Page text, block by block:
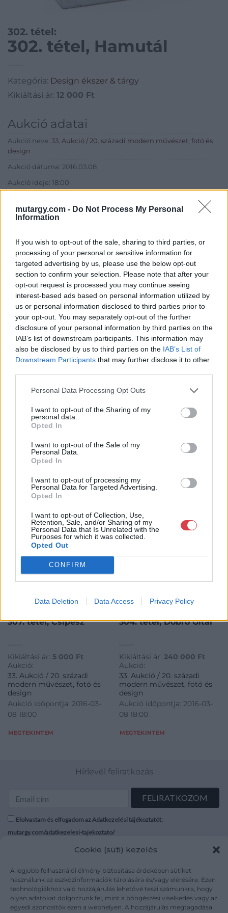
mutargy.com - Do Not Process My Personal
Information
If you wish to opt-out of the sale, sharing to third parties, or
processing of your personal or sensitive information for
targeted advertising by us, please use the below opt-out
section to confirm your selection. Please note that after your
opt-out request is processed you may continue seeing
interest-based ads based on personal information utilized by
us or personal information disclosed to third parties prior to
your opt-out. You may separately opt-out of the further
disclosure of your personal information by third parties on the
IAB’s list of downstream participants. This information may
also be disclosed by us to third parties on the IAB’s List of
Downstream Participants that may further disclose it to other
Personal Data Processing Opt Outs
I want to opt-out of the Sharing of my
personal data.
Opted In
I want to opt-out of the Sale of my
Personal Data.
Opted In
I want to opt-out of processing my
Personal Data for Targeted Advertising.
Opted In
I want to opt-out of Collection, Use,
Retention, Sale, and/or Sharing of my
Personal Data that Is Unrelated with the
Purposes for which it was collected.
Opted Out
CONFIRM
Data Deletion Data Access Privacy Policy
Cookie (süti) kezelés
A legjobb felhasználói élmény biztosítása érdekében sütiket
használunk az eszközinformációk tárolására és/vagy elérésére. Ezen
technológiákhoz való hozzájárulás lehetővé teszi számunkra, hogy
olyan adatokat dolgozzunk fel, mint a böngészési viselkedés vagy az
egyedi azonosítók ezen a webhelyen. A hozzájárulás megtagadása
302. tétel:
302. tétel, Hamutál
Kategória: Design ékszer & tárgy
Kikiáltási ár: 12 000 Ft
Aukció adatai
Aukció neve: 33. Aukció / 20. századi modern művészet, fotó és
design
Aukció dátuma: 2016.03.08
Aukció ideje: 18:00
Tételszám: 302
Eladó adatai
Eladó:Biksady Galéria
Biksady Galéria Kft.
1055, Budapest, Falk Miksa u.
24-26.
Telefon: 061/784-1111 061/780-
9307
Weboldal:
http://www.biksady.com
GALÉRIA TOVÁBBI MŰTÁRGYAI
KAPCSOLÓDÓ MŰTÁRGYAK
DESIGN ÉKSZER & TÁRGY
307. tétel, Csipesz
Kikiáltási ár: 5 000 Ft
Aukció:
33. Aukció / 20. századi
modern művészet, fotó és
design
Aukció időpontja: 2016-03-
08 18:00
MEGTEKINTEM
DESIGN ÉKSZER & TÁRGY
304. tétel, Dobro Gitár
Kikiáltási ár: 240 000 Ft
Aukció:
33. Aukció / 20. századi
modern művészet, fotó és
design
Aukció időpontja: 2016-03-
08 18:00
MEGTEKINTEM
Hírlevél feliratkozás
Elolvastam és elfogadom az Adatkezelési tájékoztatót:
mutargy.com/adatkezelesi-tajekoztato/
Médiaajánlat
Karrier
Kapcsolat
ÁSZF
Adatvédelem
Impresszum